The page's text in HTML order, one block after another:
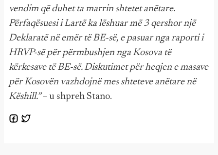
vendim që duhet ta marrin shtetet anëtare.
Përfaqësuesi i Lartë ka lëshuar më 3 qershor një
Deklaratë në emër të BE-së, e pasuar nga raporti i
HRVP-së për përmbushjen nga Kosova të
kërkesave të BE-së. Diskutimet për heqjen e masave
për Kosovën vazhdojnë mes shteteve anëtare në
Këshill.”– u shpreh Stano.